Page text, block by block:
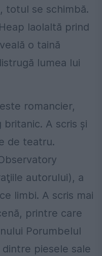
totul se schimbă.
laolaltă prind
o taină
lumea lui
romancier,
A scris şi
de teatru.
autorului), a
limbi. A scris mai
printre care
Porumbelul
dintre piesele sale